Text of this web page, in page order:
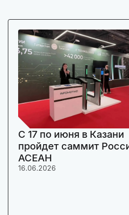
C 17 по июня в Казани
пройдет саммит
АСЕАН
16.06.2026